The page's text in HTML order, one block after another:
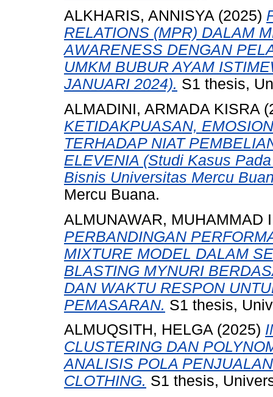
ALKHARIS, ANNISYA (2025)
RELATIONS (MPR) DALAM
AWARENESS DENGAN
UMKM BUBUR AYAM
JANUARI 2024). S1 thesis,
ALMADINI, ARMADA KISRA
KETIDAKPUASAN,
TERHADAP NIAT
ELEVENIA (Studi Kasus
Bisnis Universitas Mercu
Mercu Buana.
ALMUNAWAR, MUHAMMAD
PERBANDINGAN
MIXTURE MODEL DALAM
BLASTING MYNURI
DAN WAKTU RESPON
PEMASARAN. S1 thesis,
ALMUQSITH, HELGA(2025)
CLUSTERING DAN
ANALISIS POLA
CLOTHING. S1 thesis,